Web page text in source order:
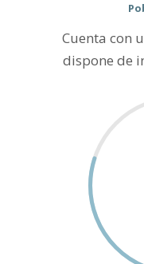
Cuenta con
dispone de